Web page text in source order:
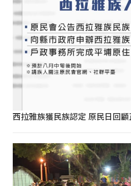
西拉雅族獲民族認定 原民日回